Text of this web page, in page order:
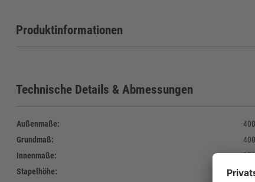
Produktinformationen
Technische Details & Abmessungen
Außenmaße:
Grundmaß:
Innenmaße:
Stapelhöhe: